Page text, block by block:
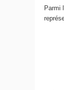
Parmi